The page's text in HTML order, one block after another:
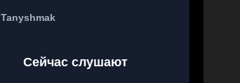
Tanyshmak
Сейчас слушают